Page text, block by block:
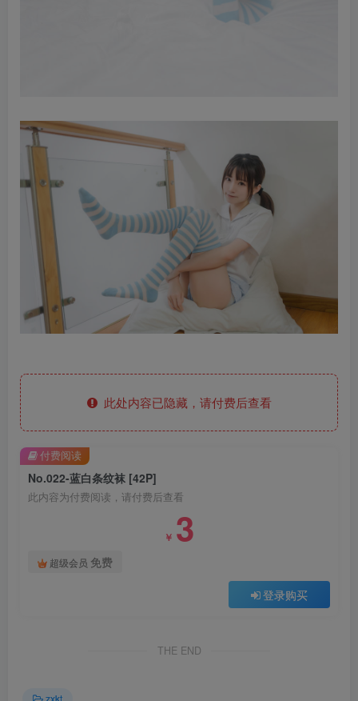
此处内容已隐藏，请付费后查看
No.022-蓝白条纹袜 [42P]
此内容为付费阅读，请付费后查看
￥ 3
超级会员 免费
登录购买
付费阅读
THE END